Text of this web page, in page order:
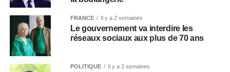
FRANCE Il y a 2 semaines
Le gouvernement va interdire les
réseaux sociaux aux plus de 70 ans
POLITIQUE Il y a 2 semaines